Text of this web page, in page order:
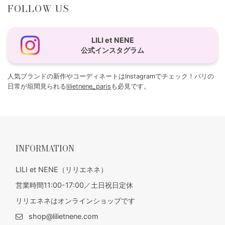
FOLLOW US
LILI et NENE
公式インスタグラム
人気ブランドの新作やコーディネートはInstagramでチェック！パリの
日常が垣間見られるlilietnene_paris も必見です。
INFORMATION
LILI et NENE（リリエネネ）
営業時間11:00-17:00／土日祝日定休
リリエネネはオンラインショップです
shop@lilietnene.com